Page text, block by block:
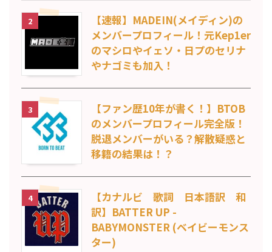
2
【速報】MADEIN(メイディン)の
メンバープロフィール！元Kep1er
のマシロやイェソ・日プのセリナ
やナゴミも加入！
3
【ファン歴10年が書く！】BTOB
のメンバープロフィール完全版！
脱退メンバーがいる？解散疑惑と
移籍の結果は！？
4
【カナルビ 歌詞 日本語訳 和
訳】BATTER UP -
BABYMONSTER (ベイビーモンス
ター)